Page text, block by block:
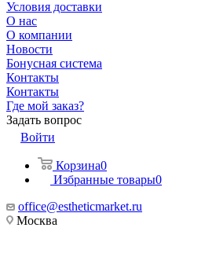
Условия доставки
О нас
О компании
Новости
Бонусная система
Контакты
Контакты
Где мой заказ?
Задать вопрос
Войти
Корзина0
Избранные товары0
office@estheticmarket.ru
Москва